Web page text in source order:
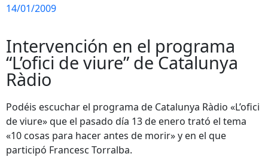
14/01/2009
Intervención en el programa
“L’ofici de viure” de Catalunya
Ràdio
Podéis escuchar el programa de Catalunya Ràdio «L’ofici
de viure» que el pasado día 13 de enero trató el tema
«10 cosas para hacer antes de morir» y en el que
participó Francesc Torralba.